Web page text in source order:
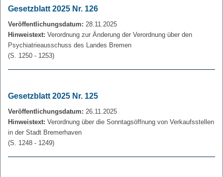
Gesetzblatt 2025 Nr. 126
Veröffentlichungsdatum: 28.11.2025
Hinweistext: Verordnung zur Änderung der Verordnung über den
Psychiatrieausschuss des Landes Bremen
(S. 1250 - 1253)
Gesetzblatt 2025 Nr. 125
Veröffentlichungsdatum: 26.11.2025
Hinweistext: Verordnung über die Sonntagsöffnung von Verkaufsstellen
in der Stadt Bremerhaven
(S. 1248 - 1249)